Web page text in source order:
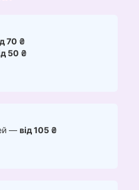
70 ₴
50 ₴
— від 105 ₴